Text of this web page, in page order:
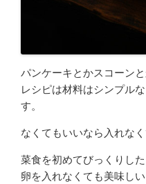
パンケーキとかスコーン
レシピは材料はシンプル
す。
なくてもいいなら入れなく
菜食を初めてびっくりし
卵を入れなくても美味し